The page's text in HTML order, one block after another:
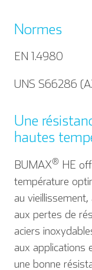
Normes
EN 1.4980
UNS S66286
Une
hautes
BUMAX® HE
température
au
aux pertes de
aciers
aux applications
une bonne